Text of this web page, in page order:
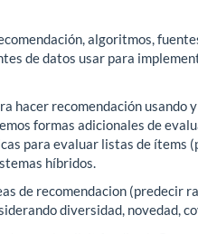
algoritmos,
de datos usar para
hacer recomendación
formas adicionales de
para evaluar listas de ítems
híbridos.
de recomendacion (predecir
diversidad, novedad,